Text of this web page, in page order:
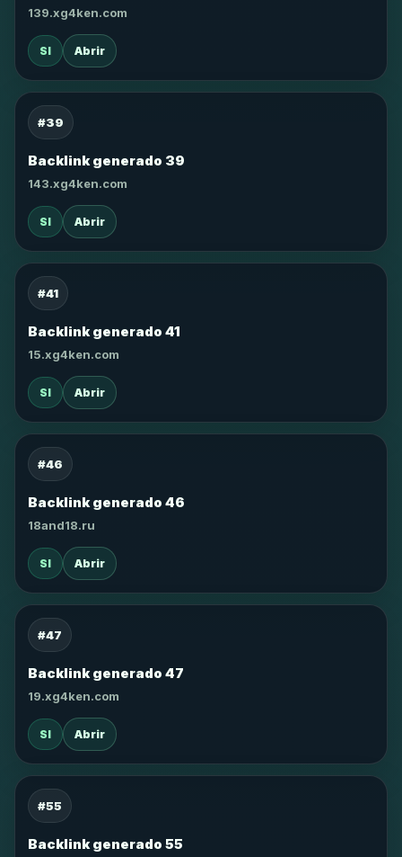
139.xg4ken.com
SI Abrir
#39
Backlink generado 39
143.xg4ken.com
SI Abrir
#41
Backlink generado 41
15.xg4ken.com
SI Abrir
#46
Backlink generado 46
18and18.ru
SI Abrir
#47
Backlink generado 47
19.xg4ken.com
SI Abrir
#55
Backlink generado 55